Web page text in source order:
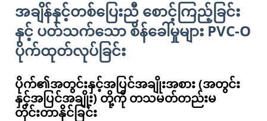
အချိန်နှင့်တစ်ပြေးညီ စောင့်ကြည့်ခြင်း
နှင့် ပတ်သက်သော စိန်ခေါ်မှုများ PVC-O
ပိုက်ထုတ်လုပ်ခြင်း
ပိုက်၏အတွင်းနှင့်အပြင်အချိုးအစား (အတွင်း
နှင့်အပြင်အချိုး) တို့ကို တသမတ်တည်းမ
တိုင်းတာနိုင်ခြင်း